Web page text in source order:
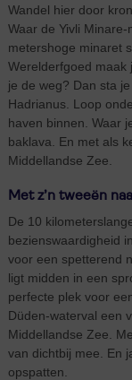
Wandel hier door
Waar de Yivli
metershoge minaret
Werelderfgoed maak
je de weg? Dan sta
Hadrianus. Loop
haven binnen. Waar
baklava. En met als
Middellandse Zee.
Met z’n tweeën
De 10
bezienswaardigheid
voor een spetterend
ligt midden in een
perfecte plek voor
Düden-waterval een
Middellandse Zee.
van dichtbij mee. En
opspatten.